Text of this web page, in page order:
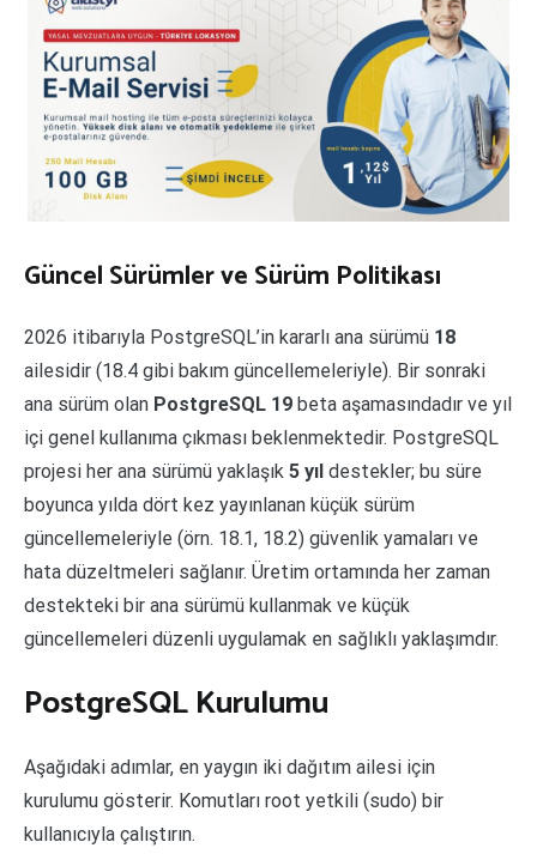
Güncel Sürümler ve Sürüm Politikası
2026 itibarıyla PostgreSQL’in kararlı ana sürümü 18
ailesidir (18.4 gibi bakım güncellemeleriyle). Bir sonraki
ana sürüm olan PostgreSQL 19 beta aşamasındadır ve yıl
içi genel kullanıma çıkması beklenmektedir. PostgreSQL
projesi her ana sürümü yaklaşık 5 yıl destekler; bu süre
boyunca yılda dört kez yayınlanan küçük sürüm
güncellemeleriyle (örn. 18.1, 18.2) güvenlik yamaları ve
hata düzeltmeleri sağlanır. Üretim ortamında her zaman
destekteki bir ana sürümü kullanmak ve küçük
güncellemeleri düzenli uygulamak en sağlıklı yaklaşımdır.
PostgreSQL Kurulumu
Aşağıdaki adımlar, en yaygın iki dağıtım ailesi için
kurulumu gösterir. Komutları root yetkili (sudo) bir
kullanıcıyla çalıştırın.